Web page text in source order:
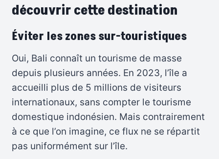
découvrir cette destination
Éviter les zones sur-touristiques
Oui, Bali connaît un tourisme de masse
depuis plusieurs années. En 2023, l’île a
accueilli plus de 5 millions de visiteurs
internationaux, sans compter le tourisme
domestique indonésien. Mais contrairement
à ce que l’on imagine, ce flux ne se répartit
pas uniformément sur l’île.